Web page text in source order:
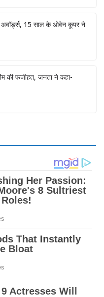
15 साल के ओवेन कूपर ने
की फजीहत, जनता ने कहा-